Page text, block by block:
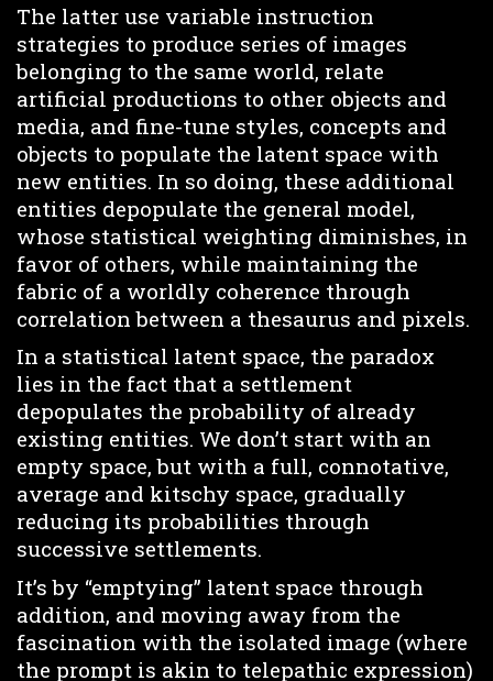
The latter use variable instruction
strategies to produce series of images
belonging to the same world, relate
artificial productions to other objects and
media, and fine-tune styles, concepts and
objects to populate the latent space with
new entities. In so doing, these additional
entities depopulate the general model,
whose statistical weighting diminishes, in
favor of others, while maintaining the
fabric of a worldly coherence through
correlation between a thesaurus and pixels.
In a statistical latent space, the paradox
lies in the fact that a settlement
depopulates the probability of already
existing entities. We don’t start with an
empty space, but with a full, connotative,
average and kitschy space, gradually
reducing its probabilities through
successive settlements.
It’s by “emptying” latent space through
addition, and moving away from the
fascination with the isolated image (where
the prompt is akin to telepathic expression)